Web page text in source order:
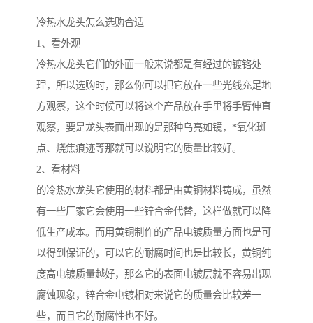
冷热水龙头怎么选购合适
1、看外观
冷热水龙头它们的外面一般来说都是有经过的镀铬处
理，所以选购时，那么你可以把它放在一些光线充足地
方观察，这个时候可以将这个产品放在手里将手臂伸直
观察，要是龙头表面出现的是那种乌亮如镜，*氧化斑
点、烧焦痕迹等那就可以说明它的质量比较好。
2、看材料
的冷热水龙头它使用的材料都是由黄铜材料铸成，虽然
有一些厂家它会使用一些锌合金代替，这样做就可以降
低生产成本。而用黄铜制作的产品电镀质量方面也是可
以得到保证的，可以它的耐腐时间也是比较长，黄铜纯
度高电镀质量越好，那么它的表面电镀层就不容易出现
腐蚀现象，锌合金电镀相对来说它的质量会比较差一
些，而且它的耐腐性也不好。